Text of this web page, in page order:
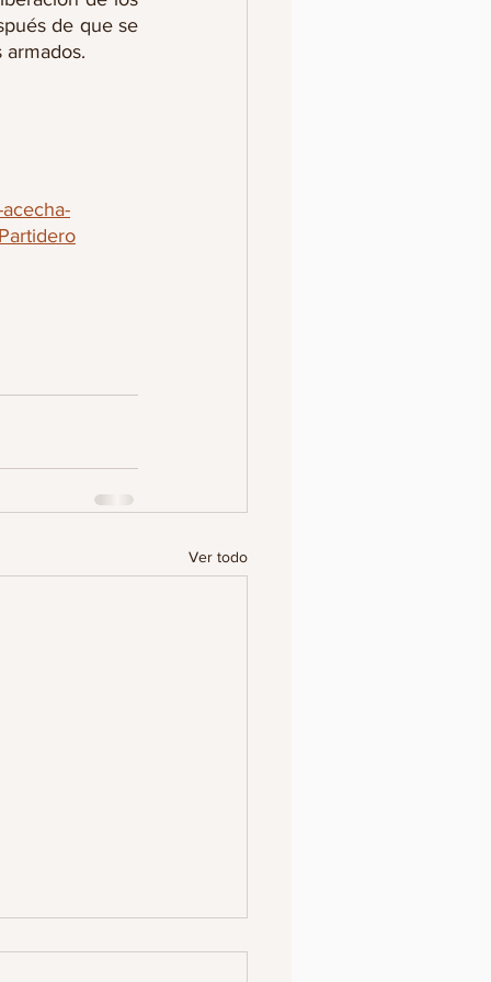
de que se
Ver todo
A ESTUDIANTE